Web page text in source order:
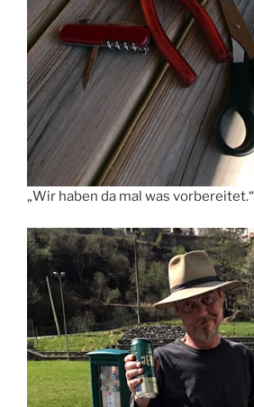
„Wir haben da mal was vorbereitet.“